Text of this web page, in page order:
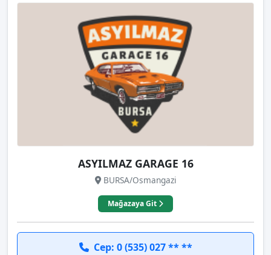
ASYILMAZ GARAGE 16
BURSA/Osmangazi
Mağazaya Git
Cep: 0 (535) 027 ** **